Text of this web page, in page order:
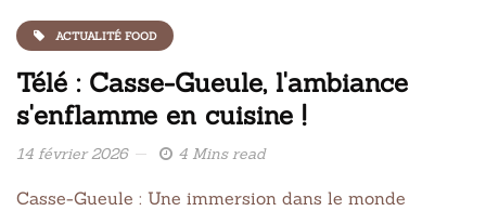
ACTUALITÉ FOOD
Télé : Casse-Gueule, l'ambiance
s'enflamme en cuisine !
14 février 2026 4 Mins read
Casse-Gueule : Une immersion dans le monde